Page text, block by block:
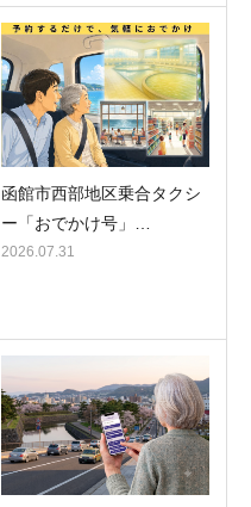
函館市西部地区乗合タクシ
ー「おでかけ号」…
2026.07.31